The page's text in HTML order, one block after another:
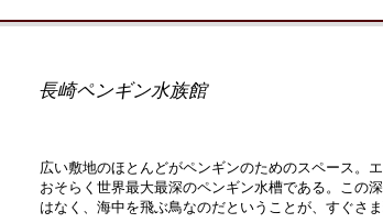
長崎ペンギン水族館
広い敷地のほとんどがペンギンのためのスペース。
おそらく世界最大最深のペンギン水槽である。この
はなく、海中を飛ぶ鳥なのだということが、すぐさま